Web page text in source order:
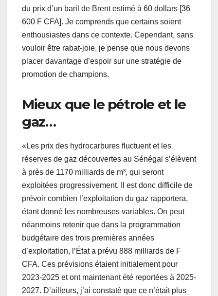
du prix d’un baril de Brent estimé à 60 dollars [36
600 F CFA]. Je comprends que certains soient
enthousiastes dans ce contexte. Cependant, sans
vouloir être rabat-joie, je pense que nous devons
placer davantage d’espoir sur une stratégie de
promotion de champions.
Mieux que le pétrole et le
gaz…
«Les prix des hydrocarbures fluctuent et les
réserves de gaz découvertes au Sénégal s’élèvent
à près de 1170 milliards de m³, qui seront
exploitées progressivement. Il est donc difficile de
prévoir combien l’exploitation du gaz rapportera,
étant donné les nombreuses variables. On peut
néanmoins retenir que dans la programmation
budgétaire des trois premières années
d’exploitation, l’État a prévu 888 milliards de F
CFA. Ces prévisions étaient initialement pour
2023-2025 et ont maintenant été reportées à 2025-
2027. D’ailleurs, j’ai constaté que ce n’était plus